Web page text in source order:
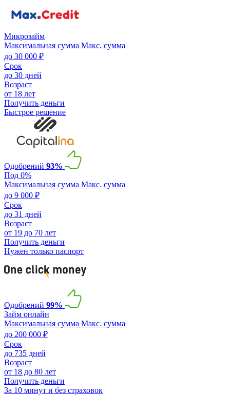
Микрозайм
Максимальная сумма Макс. сумма
до 30 000 ₽
Срок
до 30 дней
Возраст
от 18 лет
Получить деньги
Быстрое решение
Одобрений 93%
Под 0%
Максимальная сумма Макс. сумма
до 9 000 ₽
Срок
до 31 дней
Возраст
от 19 до 70 лет
Получить деньги
Нужен только паспорт
Одобрений 99%
Займ онлайн
Максимальная сумма Макс. сумма
до 200 000 ₽
Срок
до 735 дней
Возраст
от 18 до 80 лет
Получить деньги
За 10 минут и без страховок